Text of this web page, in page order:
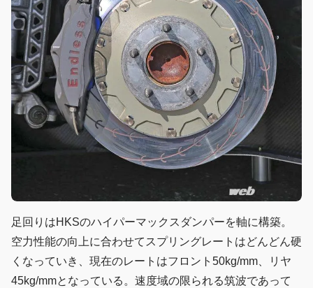
足回りはHKSのハイパーマックスダンパーを軸に構築。
空力性能の向上に合わせてスプリングレートはどんどん硬
くなっていき、現在のレートはフロント50kg/mm、リヤ
45kg/mmとなっている。速度域の限られる筑波であって